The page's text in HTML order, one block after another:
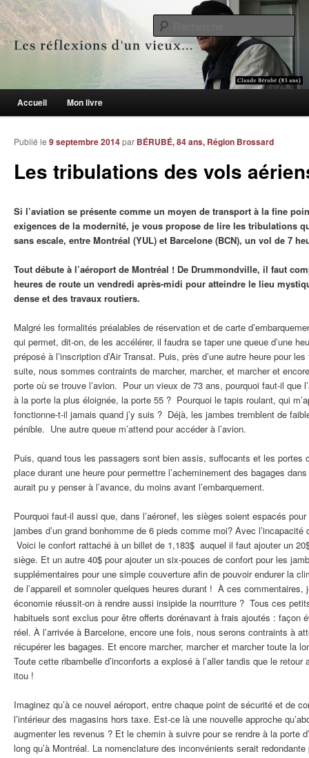
Les réflexions d'un vieux…
Le blogue des aînés de 65 ans et +
Menu principal
Aller au contenu principal
Aller au contenu secondaire
Accueil Mon livre
Les tribulations des vols
Publié le 9 septembre 2014par BÉRUBÉ, 84 ans, Région Brossard
Si l’aviation se présente comme un moyen de transport à la fine
exigences de la modernité, je vous propose de lire les tribulations
sans escale, entre Montréal (YUL) et Barcelone (BCN), un vol de 7
Tout débute à l’aéroport de Montréal ! De Drummondville, il faut
heures de route un vendredi après-midi pour atteindre le lieu
dense et des travaux routiers.
Malgré les formalités préalables de réservation et de carte
qui permet, dit-on, de les accélérer, il faudra se taper une queue d’une
préposé à l’inscription d’Air Transat. Puis, près d’une autre heure pour
suite, nous sommes contraints de marcher, marcher, et marcher et
porte où se trouve l’avion. Pour un vieux de 73 ans, pourquoi faut-il que
à la porte la plus éloignée, la porte 55 ? Pourquoi le tapis roulant, qui
fonctionne-t-il jamais quand j’y suis ? Déjà, les jambes tremblent de
pénible. Une autre queue m’attend pour accéder à l’avion.
Puis, quand tous les passagers sont bien assis, suffocants et les portes
place durant une heure pour permettre l’acheminement des bagages
aurait pu y penser à l’avance, du moins avant l’embarquement.
Pourquoi faut-il aussi que, dans l’aéronef, les sièges soient espacés
jambes d’un grand bonhomme de 6 pieds comme moi? Avec l’incapacité
Voici le confort rattaché à un billet de 1,183$ auquel il faut ajouter un
siège. Et un autre 40$ pour ajouter un six-pouces de confort pour les
supplémentaires pour une simple couverture afin de pouvoir endurer la
de l’appareil et somnoler quelques heures durant ! À ces commentaires,
économie réussit-on à rendre aussi insipide la nourriture ? Tous ces
habituels sont exclus pour être offerts dorénavant à frais ajoutés : façon
réel. À l’arrivée à Barcelone, encore une fois, nous serons contraints à
récupérer les bagages. Et encore marcher, marcher et marcher toute la
Toute cette ribambelle d’inconforts a explosé à l’aller tandis que le retour
itou !
Imaginez qu’à ce nouvel aéroport, entre chaque point de sécurité et de
l’intérieur des magasins hors taxe. Est-ce là une nouvelle approche
augmenter les revenus ? Et le chemin à suivre pour se rendre à la porte
long qu’à Montréal. La nomenclature des inconvénients serait redondante